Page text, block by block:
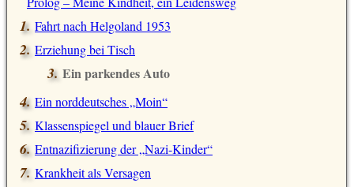
Fahrt nach Helgoland 1953
Erziehung bei Tisch
Ein parkendes Auto
Ein norddeutsches „Moin“
Klassenspiegel und blauer Brief
Entnazifizierung der „Nazi-Kinder“
Krankheit als Versagen